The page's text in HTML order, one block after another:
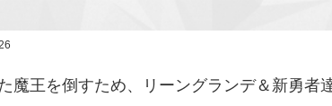
魔王を倒すため、リーングランデ＆新勇者